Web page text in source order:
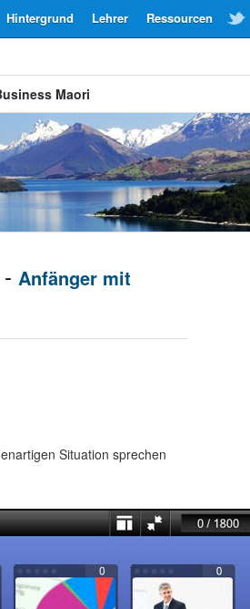
Ressourcen
Lehrer
Hintergrund
Maori
Anfänger mit
Situation sprechen